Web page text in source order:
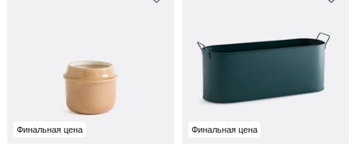
Финальная цена Финальная цена